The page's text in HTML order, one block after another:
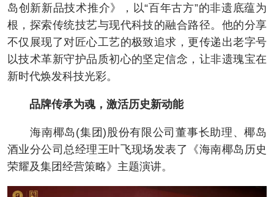
岛创新新品技术推介》，以“百年古方”的非遗底蕴为
根，探索传统技艺与现代科技的融合路径。他的分享
不仅展现了对匠心工艺的极致追求，更传递出老字号
以技术革新守护品质初心的坚定信念，让非遗瑰宝在
新时代焕发科技光彩。
品牌传承为魂，激活历史新动能
海南椰岛(集团)股份有限公司董事长助理、椰岛
酒业分公司总经理王叶飞现场发表了《海南椰岛历史
荣耀及集团经营策略》主题演讲。